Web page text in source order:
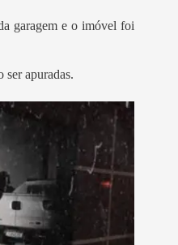
garagem e o imóvel foi
ser apuradas.